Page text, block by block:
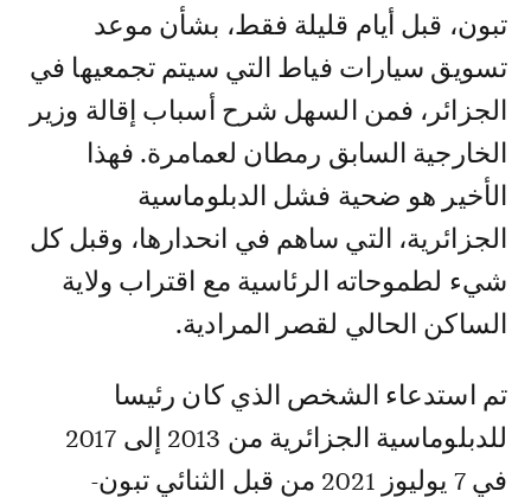
تبون، قبل أيام قليلة فقط، بشأن موعد
تسويق سيارات فياط التي سيتم تجمعيها في
الجزائر، فمن السهل شرح أسباب إقالة وزير
الخارجية السابق رمطان لعمامرة. فهذا
الأخير هو ضحية فشل الدبلوماسية
الجزائرية، التي ساهم في انحدارها، وقبل كل
شيء لطموحاته الرئاسية مع اقتراب ولاية
الساكن الحالي لقصر المرادية.
تم استدعاء الشخص الذي كان رئيسا
للدبلوماسية الجزائرية من 2013 إلى 2017
في 7 يوليوز 2021 من قبل الثنائي تبون-